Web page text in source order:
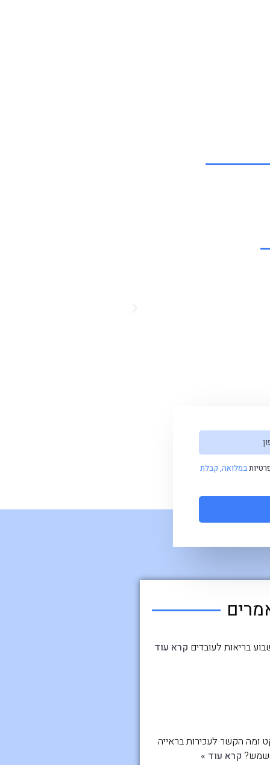
במלואה, קבלת
בריאות לעובדים קרא עוד
ומה הקשר לעכירות בראייה
שמש? קרא עוד »